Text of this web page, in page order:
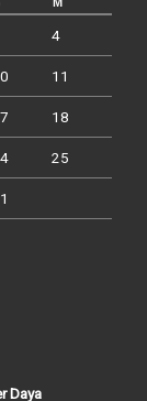
M
4
11
18
25
Daya